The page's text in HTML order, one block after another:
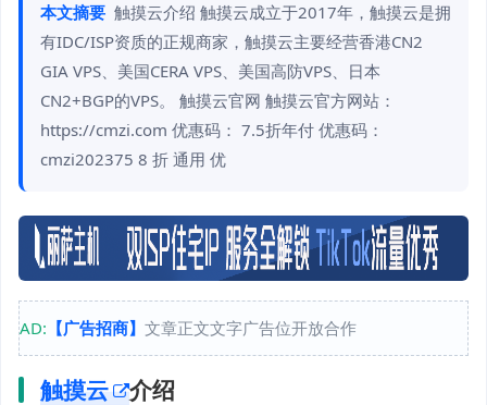
本文摘要 触摸云介绍 触摸云成立于2017年，触摸云是拥
有IDC/ISP资质的正规商家，触摸云主要经营香港CN2
GIA VPS、美国CERA VPS、美国高防VPS、日本
CN2+BGP的VPS。 触摸云官网 触摸云官方网站：
https://cmzi.com 优惠码： 7.5折年付 优惠码：
cmzi202375 8 折 通用 优
AD: 【广告招商】 文章正文文字广告位开放合作
触摸云 介绍